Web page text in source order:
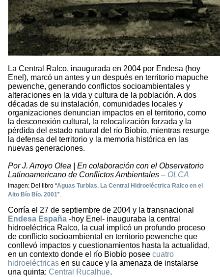
La Central Ralco, inaugurada en 2004 por Endesa (hoy
Enel), marcó un antes y un después en territorio mapuche
pewenche, generando conflictos socioambientales y
alteraciones en la vida y cultura de la población. A dos
décadas de su instalación, comunidades locales y
organizaciones denuncian impactos en el territorio, como
la desconexión cultural, la relocalización forzada y la
pérdida del estado natural del río Biobío, mientras resurge
la defensa del territorio y la memoria histórica en las
nuevas generaciones.
Por J. Arroyo Olea | En colaboración con el Observatorio
Latinoamericano de Conflictos Ambientales – OLCA
Imagen: Del libro “Aguas Turbias. La Central Hidroeléctrica Ralco en el
Alto Bío Bío. 2001”.
Corría el 27 de septiembre de 2004 y la transnacional
Endesa España -hoy Enel- inauguraba la central
hidroeléctrica Ralco, la cual implicó un profundo proceso
de conflicto socioambiental en territorio pewenche que
conllevó impactos y cuestionamientos hasta la actualidad,
en un contexto donde el río Biobío posee cuatro
hidroeléctricas en su cauce y la amenaza de instalarse
una quinta: Central Rucalhue.